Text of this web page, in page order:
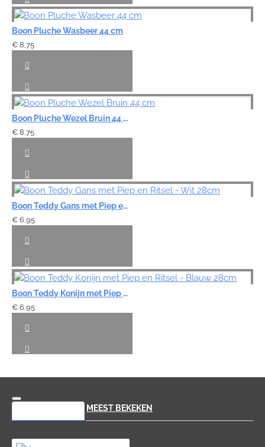
Boon Pluche Wasbeer 44 cm
€ 8,75
Boon Pluche Wezel Bruin 44 cm
€ 8,75
Boon Teddy Gans met Piep en Ritsel - Wit 28cm
€ 6,95
Boon Teddy Konijn met Piep en Ritsel - Blauw 28cm
€ 6,95
MEEST BEKEKEN